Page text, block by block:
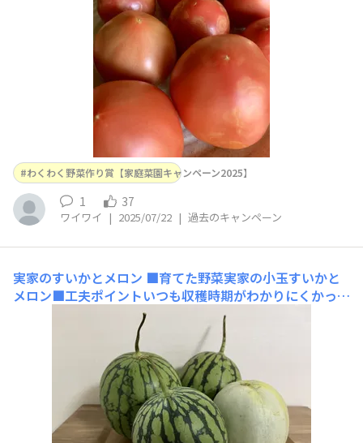
わくわく野菜作り賞【家庭菜園キャンペーン2025】
1 37
ワイワイ | 2025/07/22 | 過去のキャンペーン
実家のすいかとメロン ■育てた野菜実家の小玉すいかと
メロン■工夫ポイントいつも収穫時期がわかりにくかった
そうだけど、今年はネットでつるしてみたそうで熟れてく
ると勝手にネットに落ちてきて切ってみるとちょうど食べ
頃になってるとの事でした☺️ 実家で育てた野菜や果物を
しょっちゅう貰っています〜ありがたいです〜🥰